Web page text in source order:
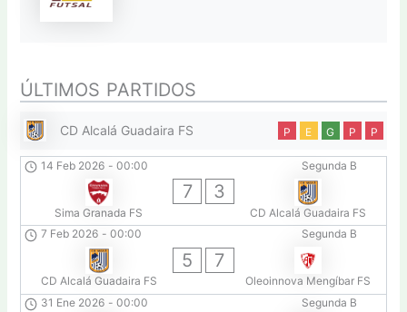
ÚLTIMOS PARTIDOS
CD Alcalá Guadaira FS P E G P P
Segunda B
14 Feb 2026 - 00:00
Sima Granada FS
7 3
CD Alcalá Guadaira FS
Segunda B
7 Feb 2026 - 00:00
CD Alcalá Guadaira FS
5 7
Oleoinnova Mengíbar FS
Segunda B
31 Ene 2026 - 00:00